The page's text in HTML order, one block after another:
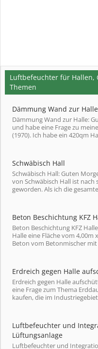
Luftbefeuchter für Hallen,
Themen
Dämmung Wand zur Halle
Dämmung Wand zur Halle:
und habe eine Frage zu
(1970). Ich habe ein 420qm
Schwäbisch Hall
Schwäbisch Hall: Guten
von Schwäbisch Hall ist nach
geworden. Als ich die
Beton Beschichtung KFZ
Beton Beschichtung KFZ
Halle eine Fläche vom 4,00m
Beton vom Betonmischer mit
Erdreich gegen Halle
Erdreich gegen Halle
eine Frage zum Thema
kaufen, die im
Luftbefeuchter und
Lüftungsanlage
Luftbefeuchter und